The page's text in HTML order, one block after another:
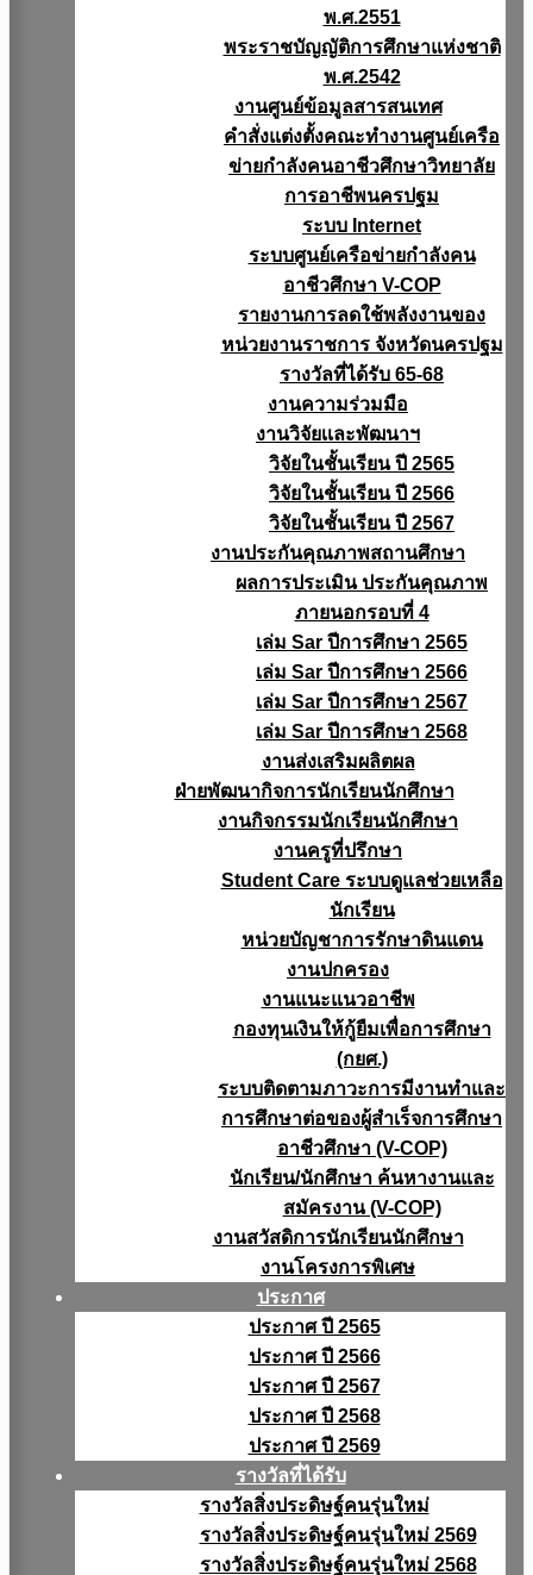
พ.ศ.2551
พระราชบัญญัติการศึกษาแห่งชาติ
พ.ศ.2542
งานศูนย์ข้อมูลสารสนเทศ
คำสั่งแต่งตั้งคณะทำงานศูนย์เครือ
ข่ายกำลังคนอาชีวศึกษาวิทยาลัย
การอาชีพนครปฐม
ระบบ Internet
ระบบศูนย์เครือข่ายกำลังคน
อาชีวศึกษา V-COP
รายงานการลดใช้พลังงานของ
หน่วยงานราชการ จังหวัดนครปฐม
รางวัลที่ได้รับ 65-68
งานความร่วมมือ
งานวิจัยเเละพัฒนาฯ
วิจัยในชั้นเรียน ปี 2565
วิจัยในชั้นเรียน ปี 2566
วิจัยในชั้นเรียน ปี 2567
งานประกันคุณภาพสถานศึกษา
ผลการประเมิน ประกันคุณภาพ
ภายนอกรอบที่ 4
เล่ม Sar ปีการศึกษา 2565
เล่ม Sar ปีการศึกษา 2566
เล่ม Sar ปีการศึกษา 2567
เล่ม Sar ปีการศึกษา 2568
งานส่งเสริมผลิตผล
ฝ่ายพัฒนากิจการนักเรียนนักศึกษา
งานกิจกรรมนักเรียนนักศึกษา
งานครูที่ปรึกษา
Student Care ระบบดูแลช่วยเหลือ
นักเรียน
หน่วยบัญชาการรักษาดินแดน
งานปกครอง
งานแนะแนวอาชีพ
กองทุนเงินให้กู้ยืมเพื่อการศึกษา
(กยศ.)
ระบบติดตามภาวะการมีงานทำและ
การศึกษาต่อของผู้สำเร็จการศึกษา
อาชีวศึกษา (V-COP)
นักเรียน/นักศึกษา ค้นหางานและ
สมัครงาน (V-COP)
งานสวัสดิการนักเรียนนักศึกษา
งานโครงการพิเศษ
ประกาศ
ประกาศ ปี 2565
ประกาศ ปี 2566
ประกาศ ปี 2567
ประกาศ ปี 2568
ประกาศ ปี 2569
รางวัลที่ได้รับ
รางวัลสิ่งประดิษฐ์คนรุ่นใหม่
รางวัลสิ่งประดิษฐ์คนรุ่นใหม่ 2569
รางวัลสิ่งประดิษฐ์คนรุ่นใหม่ 2568